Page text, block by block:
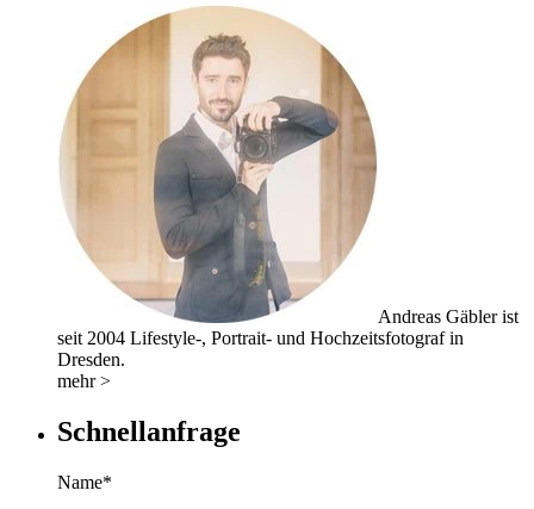
Andreas Gäbler ist
seit 2004 Lifestyle-, Portrait- und Hochzeitsfotograf in
Dresden.
mehr >
Schnellanfrage
Name*